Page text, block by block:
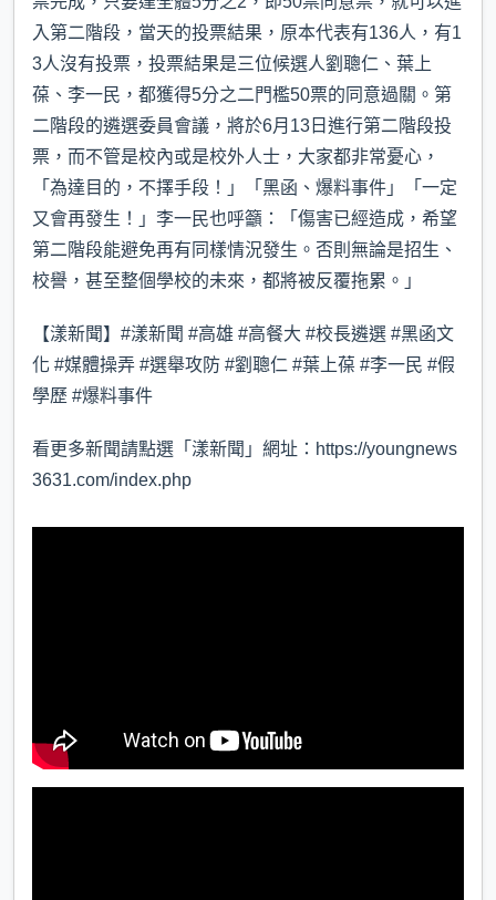
入第二階段，當天的投票結果，原本代表有136人，有1
3人沒有投票，投票結果是三位候選人劉聰仁、葉上
葆、李一民，都獲得5分之二門檻50票的同意過關。第
二階段的遴選委員會議，將於6月13日進行第二階段投
票，而不管是校內或是校外人士，大家都非常憂心，
「為達目的，不擇手段！」「黑函、爆料事件」「一定
又會再發生！」李一民也呼籲：「傷害已經造成，希望
第二階段能避免再有同樣情況發生。否則無論是招生、
校譽，甚至整個學校的未來，都將被反覆拖累。」
【漾新聞】#漾新聞 #高雄 #高餐大 #校長遴選 #黑函文
化 #媒體操弄 #選舉攻防 #劉聰仁 #葉上葆 #李一民 #假
學歷 #爆料事件
看更多新聞請點選「漾新聞」網址：https://youngnews
3631.com/index.php